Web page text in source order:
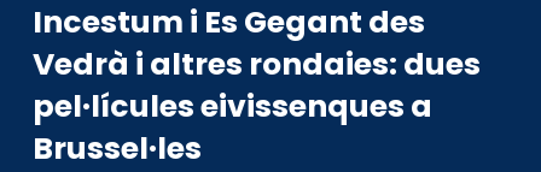
Incestum i Es Gegant des
Vedrà i altres rondaies: dues
pel·lícules eivissenques a
Brussel·les